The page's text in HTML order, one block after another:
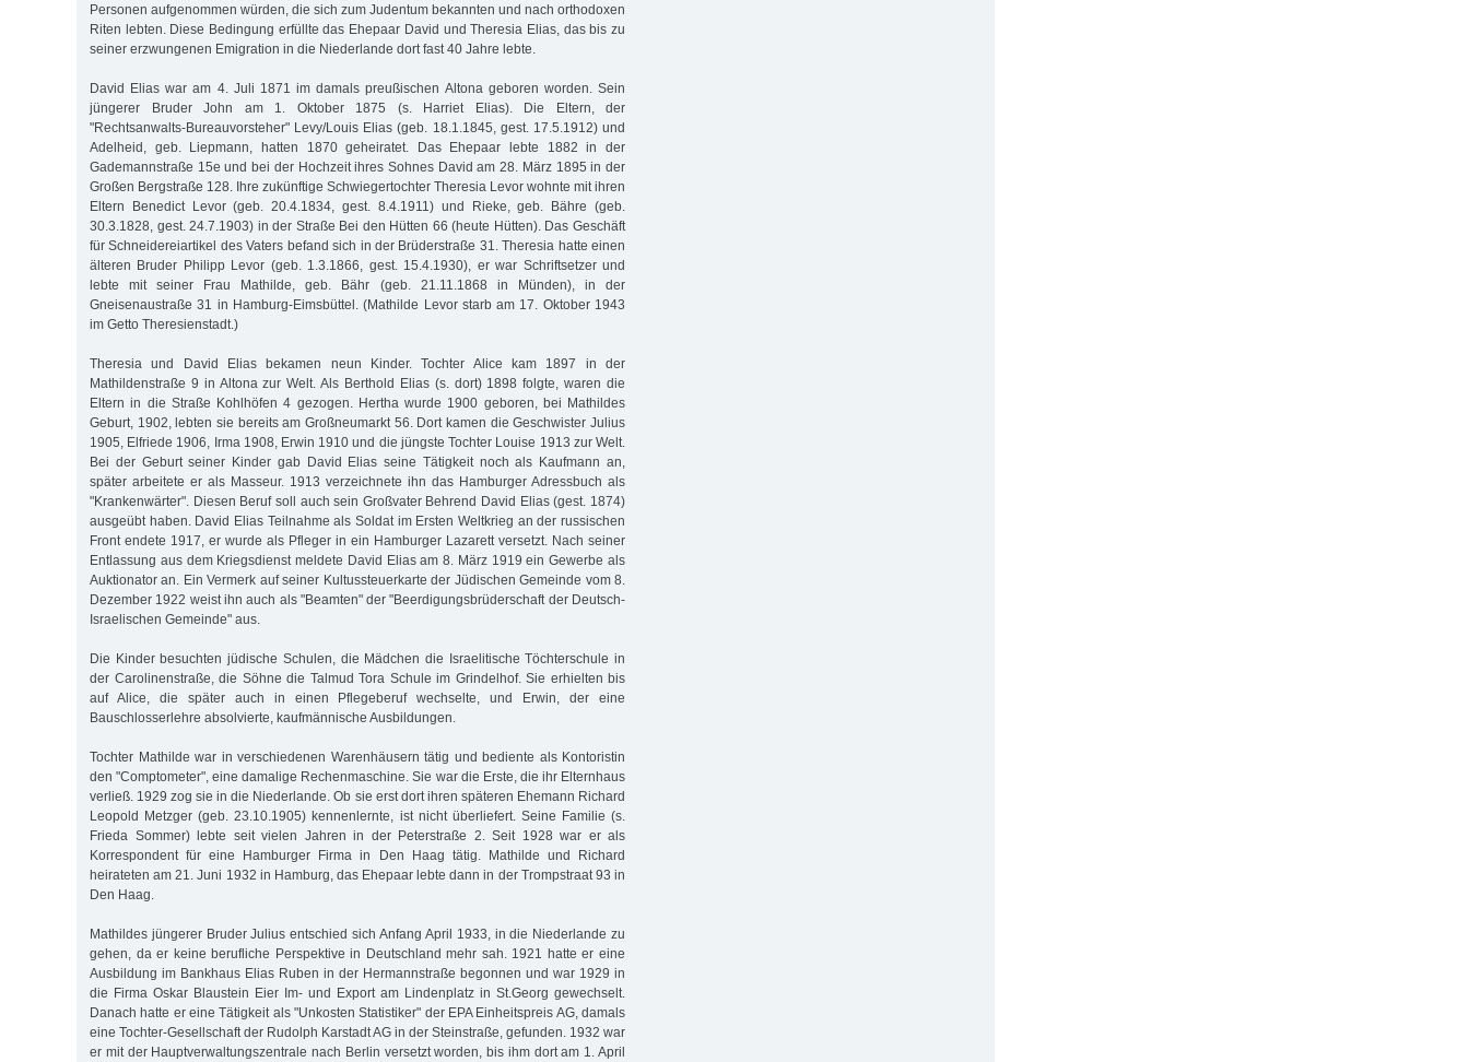
Personen aufgenommen würden, die sich zum Judentum bekannten und nach orthodoxen
Riten lebten. Diese Bedingung erfüllte das Ehepaar David und Theresia Elias, das bis zu
seiner erzwungenen Emigration in die Niederlande dort fast 40 Jahre lebte.
David Elias war am 4. Juli 1871 im damals preußischen Altona geboren worden. Sein
jüngerer Bruder John am 1. Oktober 1875 (s. Harriet Elias). Die Eltern, der
"Rechtsanwalts-Bureauvorsteher" Levy/Louis Elias (geb. 18.1.1845, gest. 17.5.1912) und
Adelheid, geb. Liepmann, hatten 1870 geheiratet. Das Ehepaar lebte 1882 in der
Gademannstraße 15e und bei der Hochzeit ihres Sohnes David am 28. März 1895 in der
Großen Bergstraße 128. Ihre zukünftige Schwiegertochter Theresia Levor wohnte mit ihren
Eltern Benedict Levor (geb. 20.4.1834, gest. 8.4.1911) und Rieke, geb. Bähre (geb.
30.3.1828, gest. 24.7.1903) in der Straße Bei den Hütten 66 (heute Hütten). Das Geschäft
für Schneidereiartikel des Vaters befand sich in der Brüderstraße 31. Theresia hatte einen
älteren Bruder Philipp Levor (geb. 1.3.1866, gest. 15.4.1930), er war Schriftsetzer und
lebte mit seiner Frau Mathilde, geb. Bähr (geb. 21.11.1868 in Münden), in der
Gneisenaustraße 31 in Hamburg-Eimsbüttel. (Mathilde Levor starb am 17. Oktober 1943
im Getto Theresienstadt.)
Theresia und David Elias bekamen neun Kinder. Tochter Alice kam 1897 in der
Mathildenstraße 9 in Altona zur Welt. Als Berthold Elias (s. dort) 1898 folgte, waren die
Eltern in die Straße Kohlhöfen 4 gezogen. Hertha wurde 1900 geboren, bei Mathildes
Geburt, 1902, lebten sie bereits am Großneumarkt 56. Dort kamen die Geschwister Julius
1905, Elfriede 1906, Irma 1908, Erwin 1910 und die jüngste Tochter Louise 1913 zur Welt.
Bei der Geburt seiner Kinder gab David Elias seine Tätigkeit noch als Kaufmann an,
später arbeitete er als Masseur. 1913 verzeichnete ihn das Hamburger Adressbuch als
"Krankenwärter". Diesen Beruf soll auch sein Großvater Behrend David Elias (gest. 1874)
ausgeübt haben. David Elias Teilnahme als Soldat im Ersten Weltkrieg an der russischen
Front endete 1917, er wurde als Pfleger in ein Hamburger Lazarett versetzt. Nach seiner
Entlassung aus dem Kriegsdienst meldete David Elias am 8. März 1919 ein Gewerbe als
Auktionator an. Ein Vermerk auf seiner Kultussteuerkarte der Jüdischen Gemeinde vom 8.
Dezember 1922 weist ihn auch als "Beamten" der "Beerdigungsbrüderschaft der Deutsch-
Israelischen Gemeinde" aus.
Die Kinder besuchten jüdische Schulen, die Mädchen die Israelitische Töchterschule in
der Carolinenstraße, die Söhne die Talmud Tora Schule im Grindelhof. Sie erhielten bis
auf Alice, die später auch in einen Pflegeberuf wechselte, und Erwin, der eine
Bauschlosserlehre absolvierte, kaufmännische Ausbildungen.
Tochter Mathilde war in verschiedenen Warenhäusern tätig und bediente als Kontoristin
den "Comptometer", eine damalige Rechenmaschine. Sie war die Erste, die ihr Elternhaus
verließ. 1929 zog sie in die Niederlande. Ob sie erst dort ihren späteren Ehemann Richard
Leopold Metzger (geb. 23.10.1905) kennenlernte, ist nicht überliefert. Seine Familie (s.
Frieda Sommer) lebte seit vielen Jahren in der Peterstraße 2. Seit 1928 war er als
Korrespondent für eine Hamburger Firma in Den Haag tätig. Mathilde und Richard
heirateten am 21. Juni 1932 in Hamburg, das Ehepaar lebte dann in der Trompstraat 93 in
Den Haag.
Mathildes jüngerer Bruder Julius entschied sich Anfang April 1933, in die Niederlande zu
gehen, da er keine berufliche Perspektive in Deutschland mehr sah. 1921 hatte er eine
Ausbildung im Bankhaus Elias Ruben in der Hermannstraße begonnen und war 1929 in
die Firma Oskar Blaustein Eier Im- und Export am Lindenplatz in St.Georg gewechselt.
Danach hatte er eine Tätigkeit als "Unkosten Statistiker" der EPA Einheitspreis AG, damals
eine Tochter-Gesellschaft der Rudolph Karstadt AG in der Steinstraße, gefunden. 1932 war
er mit der Hauptverwaltungszentrale nach Berlin versetzt worden, bis ihm dort am 1. April